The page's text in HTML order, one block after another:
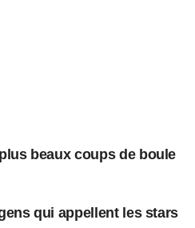
beaux coups de boule
qui appellent les stars